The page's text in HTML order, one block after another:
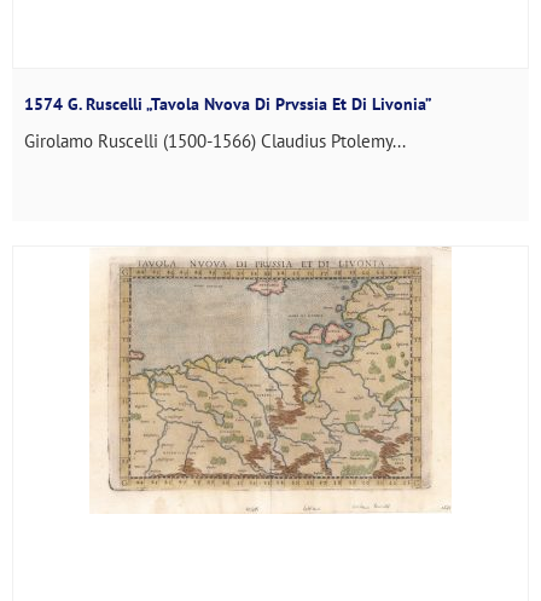
1574 G. Ruscelli „Tavola Nvova Di Prvssia Et Di Livonia”
Girolamo Ruscelli (1500-1566) Claudius Ptolemy...